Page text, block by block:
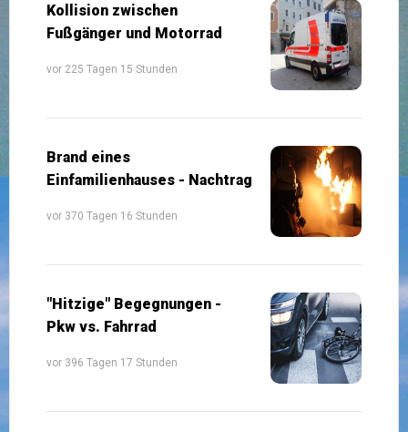
Kollision zwischen
Fußgänger und Motorrad
vor 225 Tagen 15 Stunden
Brand eines
Einfamilienhauses - Nachtrag
vor 370 Tagen 16 Stunden
"Hitzige" Begegnungen -
Pkw vs. Fahrrad
vor 396 Tagen 17 Stunden